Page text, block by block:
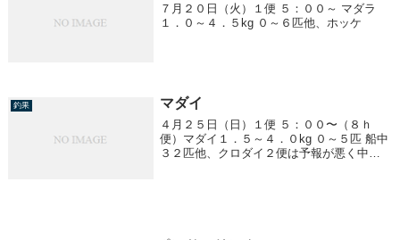
７月２０日（火）１便 ５：００～ マダラ
１．０～４．５kg ０～６匹他、ホッケ
釣果 マダイ
４月２５日（日）１便 ５：００〜（８ｈ
便）マダイ１．５～４．０kg ０～５匹 船中
３２匹他、クロダイ２便は予報が悪く中止